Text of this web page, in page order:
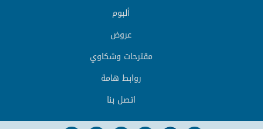
ألبوم
عروض
مقترحات وشكاوي
روابط هامة
اتصل بنا